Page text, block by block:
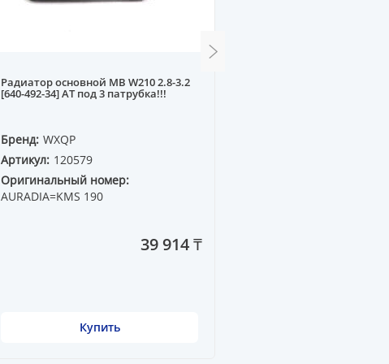
Радиатор основной MB W210 2.8-3.2
[640-492-34] AT под 3 патрубка!!!
Бренд: WXQP
Артикул: 120579
Оригинальный номер:
AURADIA=KMS 190
39 914 ₸
Купить